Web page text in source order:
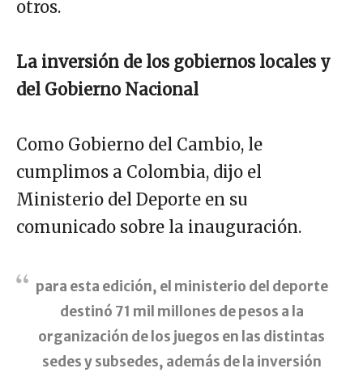
otros.
La inversión de los gobiernos locales y
del Gobierno Nacional
Como Gobierno del Cambio, le
cumplimos a Colombia, dijo el
Ministerio del Deporte en su
comunicado sobre la inauguración.
para esta edición, el ministerio del deporte
destinó 71 mil millones de pesos a la
organización de los juegos en las distintas
sedes y subsedes, además de la inversión